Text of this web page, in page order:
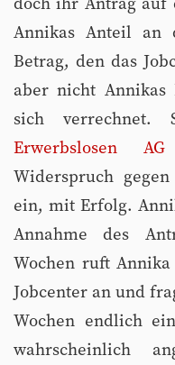
Annikas Anteil
Betrag, den das
aber nicht Annikas
sich
Erwerbslosen
Widerspruch
ein, mit Erfolg.
Annahme des
Wochen ruft
Jobcenter an und
Wochen endlich
wahrscheinlich